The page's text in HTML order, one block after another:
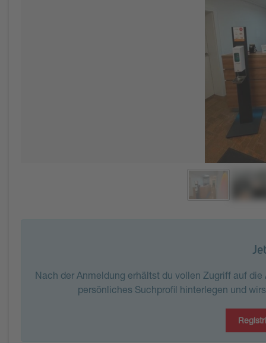
Nach der Anmeldung erhältst du vollen Zugriff auf
persönliches Suchprofil hinterlegen und